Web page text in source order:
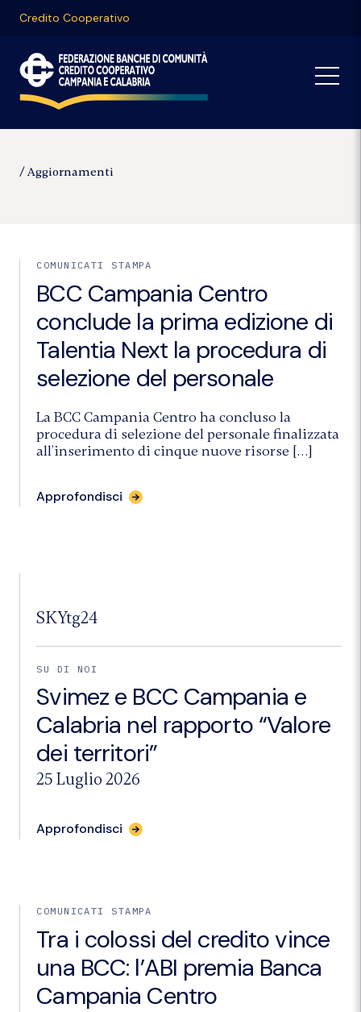
Credito Cooperativo
Aggiornamenti
COMUNICATI STAMPA
BCC Campania Centro
conclude la prima edizione di
Talentia Next la procedura di
selezione del personale
La BCC Campania Centro ha concluso la
procedura di selezione del personale finalizzata
all’inserimento di cinque nuove risorse […]
Approfondisci
SKYtg24
SU DI NOI
Svimez e BCC Campania e
Calabria nel rapporto “Valore
dei territori”
25 Luglio 2026
Approfondisci per
l'articolo
e
nel
rapporto
“Valore
dei
territori”"
COMUNICATI STAMPA
Tra i colossi del credito vince
una BCC: l’ABI premia Banca
Campania Centro